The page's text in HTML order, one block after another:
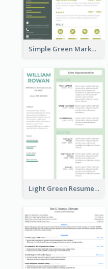
Simple Green Marketer Resume
Light Green Resume